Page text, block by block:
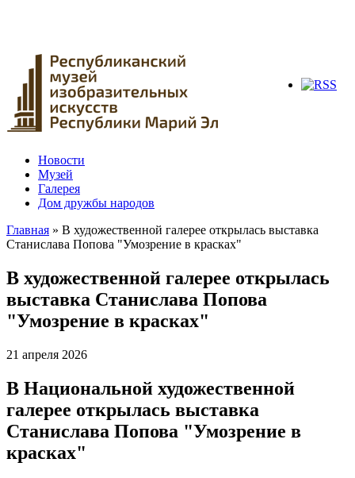
Новости
Музей
Галерея
Дом дружбы народов
Вы здесь
Главная » В художественной галерее открылась выставка
Станислава Попова "Умозрение в красках"
В художественной галерее открылась
выставка Станислава Попова
"Умозрение в красках"
21 апреля 2026
В Национальной художественной
галерее открылась выставка
Станислава Попова "Умозрение в
красках"